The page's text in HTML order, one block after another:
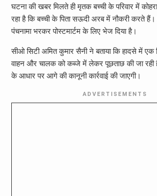
घटना की खबर मिलते ही मृतक बच्ची के परिवार में
रहा है कि बच्ची के पिता सऊदी अरब में नौकरी करते
पंचनामा भरकर पोस्टमार्टम के लिए भेज दिया है।
सीओ सिटी अमित कुमार सैनी ने बताया कि हादसे में एक
वाहन और चालक को कब्जे में लेकर पूछताछ की जा रही
के आधार पर आगे की कानूनी कार्रवाई की जाएगी।
ADVERTISEMENTS